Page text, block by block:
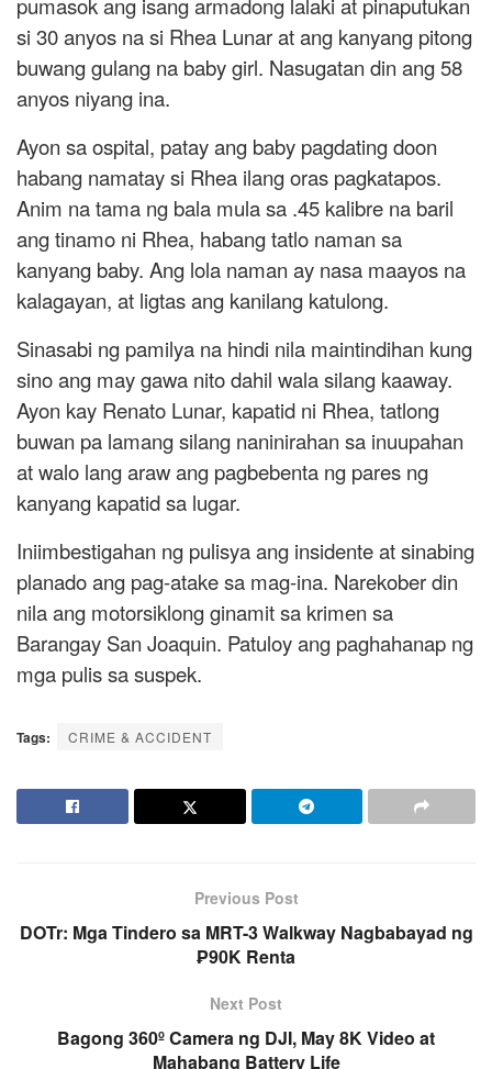
si 30 anyos na si Rhea Lunar at ang kanyang pitong
buwang gulang na baby girl. Nasugatan din ang 58
anyos niyang ina.
Ayon sa ospital, patay ang baby pagdating doon
habang namatay si Rhea ilang oras pagkatapos.
Anim na tama ng bala mula sa .45 kalibre na baril
ang tinamo ni Rhea, habang tatlo naman sa
kanyang baby. Ang lola naman ay nasa maayos na
kalagayan, at ligtas ang kanilang katulong.
Sinasabi ng pamilya na hindi nila maintindihan kung
sino ang may gawa nito dahil wala silang kaaway.
Ayon kay Renato Lunar, kapatid ni Rhea, tatlong
buwan pa lamang silang naninirahan sa inuupahan
at walo lang araw ang pagbebenta ng pares ng
kanyang kapatid sa lugar.
Iniimbestigahan ng pulisya ang insidente at sinabing
planado ang pag-atake sa mag-ina. Narekober din
nila ang motorsiklong ginamit sa krimen sa
Barangay San Joaquin. Patuloy ang paghahanap ng
mga pulis sa suspek.
Tags: CRIME & ACCIDENT
Previous Post
DOTr: Mga Tindero sa MRT-3 Walkway Nagbabayad ng
₱90K Renta
Next Post
Bagong 360º Camera ng DJI, May 8K Video at
Mahabang Battery Life